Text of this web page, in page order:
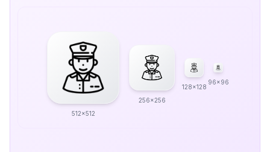
512x512
256x256
128x128
96x96